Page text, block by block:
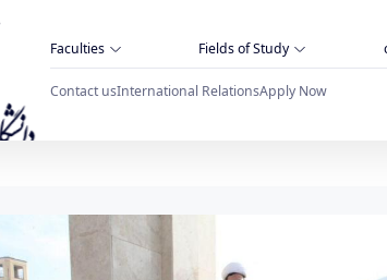
Faculties Fields of Study
Contact usInternational RelationsApply Now
امام راحل (ره) و عطرافشانی